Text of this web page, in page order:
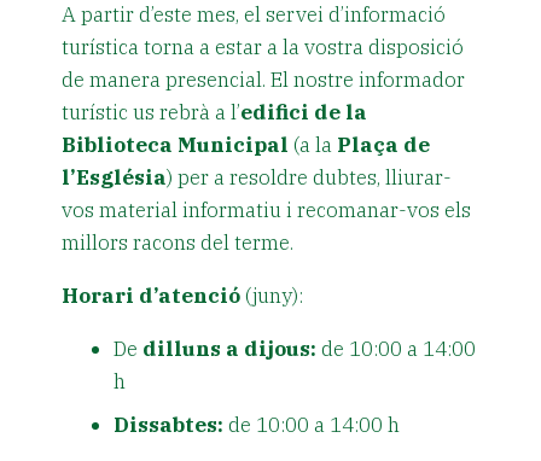
A partir d’este mes, el servei d’informació
turística torna a estar a la vostra disposició
de manera presencial. El nostre informador
turístic us rebrà a l’edifici de la
Biblioteca Municipal (a la Plaça de
l’Església) per a resoldre dubtes, lliurar-
vos material informatiu i recomanar-vos els
millors racons del terme.
Horari d’atenció(juny):
De dilluns a dijous: de 10:00 a 14:00
h
Dissabtes: de 10:00 a 14:00 h